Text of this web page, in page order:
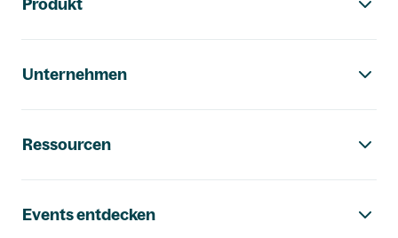
Produkt
Unternehmen
Ressourcen
Events entdecken